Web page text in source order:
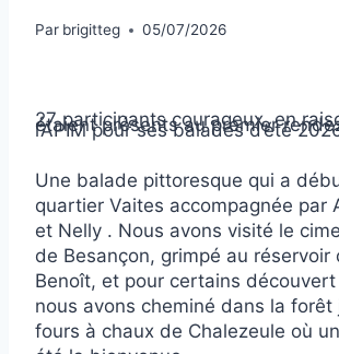
Par brigitteg 05/07/2026
27 participants courageux, en
étaient présents au premier
l’APIM pour ses balades d’été
Une balade pittoresque qui a
quartier Vaites accompagnée par
et Nelly . Nous avons visité le
de Besançon, grimpé au réservoir
Benoît, et pour certains
nous avons cheminé dans la forêt
fours à chaux de Chalezeule où